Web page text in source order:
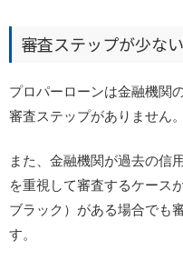
審査ステップが少ない
プロパーローンは金融機関
審査ステップがありません。
また、金融機関が過去の信
を重視して審査するケース
ブラック）がある場合でも
す。